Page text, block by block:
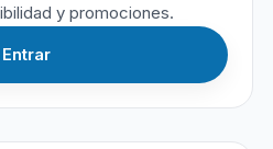
y promociones.
Entrar